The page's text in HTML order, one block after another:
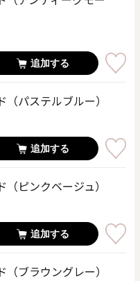
追加する
パステルブルー）
追加する
ピンクベージュ）
追加する
ブラウングレー）